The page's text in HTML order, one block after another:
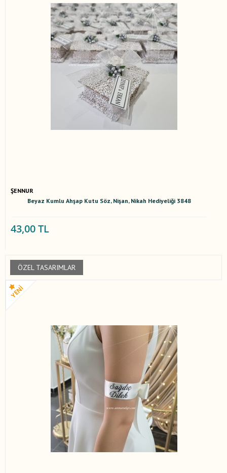
ŞENNUR
Beyaz Kumlu Ahşap Kutu Söz, Nişan, Nikah Hediyeliği 3848
43,00 TL
ÖZEL TASARIMLAR